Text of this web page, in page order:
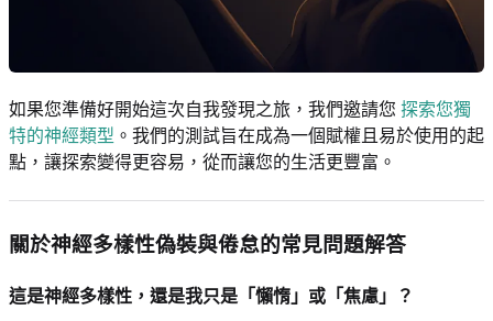
如果您準備好開始這次自我發現之旅，我們邀請您 探索您獨
特的神經類型 。我們的測試旨在成為一個賦權且易於使用的起
點，讓探索變得更容易，從而讓您的生活更豐富。
關於神經多樣性偽裝與倦怠的常見問題解答
這是神經多樣性，還是我只是「懶惰」或「焦慮」？